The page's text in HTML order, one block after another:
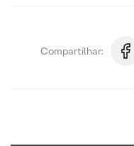
Compartilhar: